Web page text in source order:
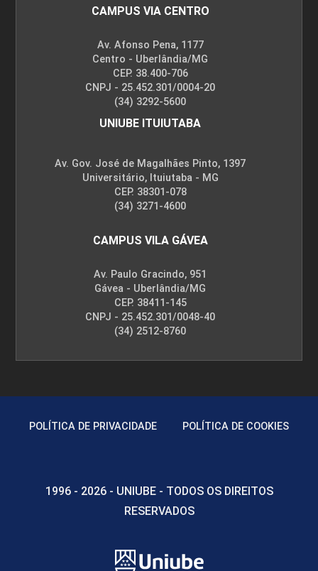
CAMPUS VIA CENTRO
Av. Afonso Pena, 1177
Centro - Uberlândia/MG
CEP. 38.400-706
CNPJ - 25.452.301/0004-20
(34) 3292-5600
UNIUBE ITUIUTABA
Av. Gov. José de Magalhães Pinto, 1397
Universitário, Ituiutaba - MG
CEP. 38301-078
(34) 3271-4600
CAMPUS VILA GÁVEA
Av. Paulo Gracindo, 951
Gávea - Uberlândia/MG
CEP. 38411-145
CNPJ - 25.452.301/0048-40
(34) 2512-8760
POLÍTICA DE PRIVACIDADE POLÍTICA DE COOKIES
1996 - 2026 - UNIUBE - TODOS OS DIREITOS
RESERVADOS